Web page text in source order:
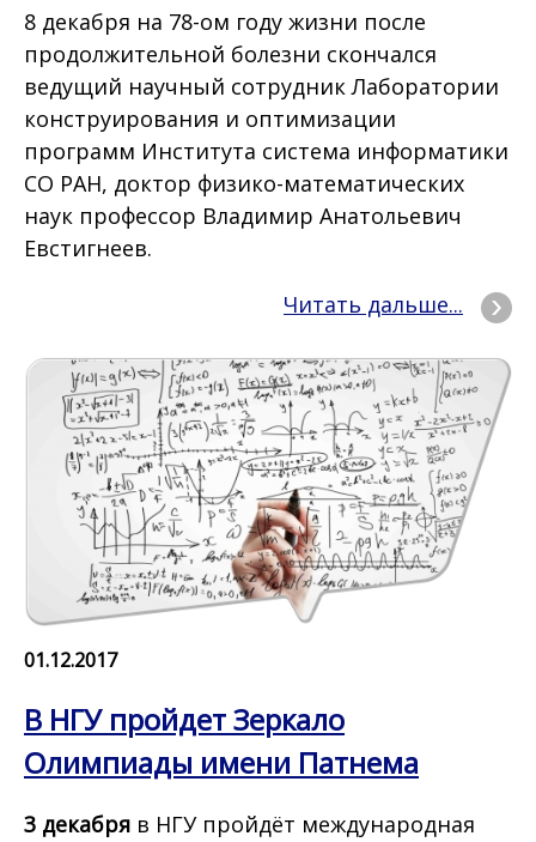
8 декабря на 78-ом году жизни после
продолжительной болезни скончался
ведущий научный сотрудник Лаборатории
конструирования и оптимизации
программ Института система информатики
СО РАН, доктор физико-математических
наук профессор Владимир Анатольевич
Евстигнеев.
Читать дальше...
01.12.2017
В НГУ пройдет Зеркало
Олимпиады имени Патнема
3 декабря в НГУ пройдёт международная